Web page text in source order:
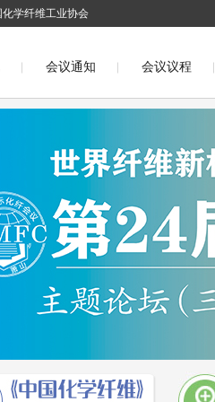
化学纤维工业协会
会议通知 会议议程
届中国国际化纤会议（萧山2014）